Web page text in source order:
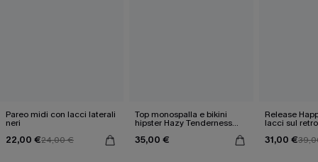
Pareo midi con lacci laterali
neri
22,00 €24,00 €
Top monospalla e bikini
hipster Hazy Tenderness
35,00 €
Release
lacci sul
31,00 €